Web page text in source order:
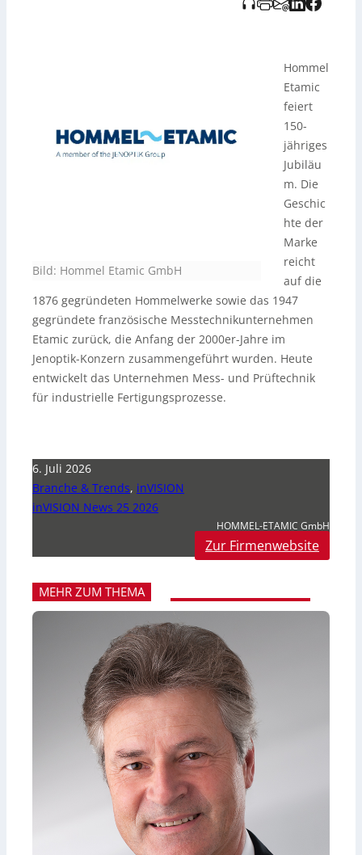
Bild: Hommel Etamic GmbH
Hommel
Etamic
feiert
150-
jähriges
Jubiläu
m. Die
Geschic
hte der
Marke
reicht
auf die
1876 gegründeten Hommelwerke sowie das 1947
gegründete französische Messtechnikunternehmen
Etamic zurück, die Anfang der 2000er-Jahre im
Jenoptik-Konzern zusammengeführt wurden. Heute
entwickelt das Unternehmen Mess- und Prüftechnik
für industrielle Fertigungsprozesse.
6. Juli 2026
Branche & Trends, inVISION
inVISION News 25 2026
HOMMEL-ETAMIC GmbH
Zur Firmenwebsite
MEHR ZUM THEMA